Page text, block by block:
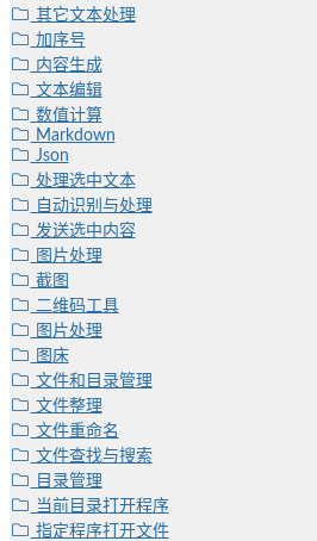
其它文本处理
加序号
内容生成
文本编辑
数值计算
Markdown
Json
处理选中文本
自动识别与处理
发送选中内容
图片处理
截图
二维码工具
图片处理
图床
文件和目录管理
文件整理
文件重命名
文件查找与搜索
目录管理
当前目录打开程序
指定程序打开文件